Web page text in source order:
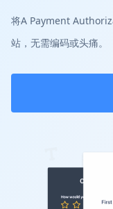
将A Payment
站，无需编码或头痛。